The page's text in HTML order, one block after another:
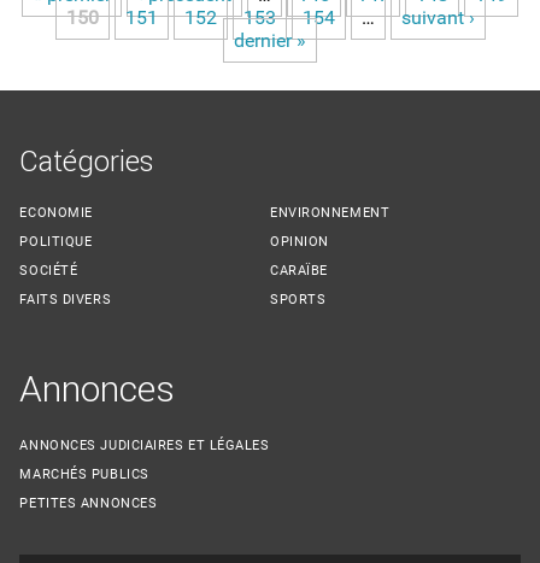
Pages150
151 152 153 154 …
suivant ›
dernier »
Catégories
ECONOMIE
POLITIQUE
SOCIÉTÉ
FAITS DIVERS
ENVIRONNEMENT
OPINION
CARAÏBE
SPORTS
Annonces
ANNONCES JUDICIAIRES ET LÉGALES
MARCHÉS PUBLICS
PETITES ANNONCES